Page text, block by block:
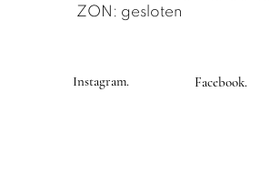
Instagram. Facebook.
ZON: gesloten